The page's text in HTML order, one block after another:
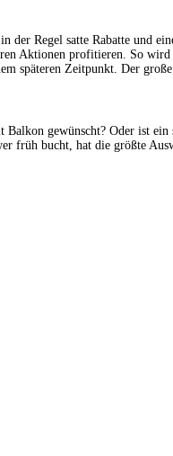
der Regel satte Rabatte und
Aktionen profitieren. So
späteren Zeitpunkt. Der
gewünscht? Oder ist ein
früh bucht, hat die größte